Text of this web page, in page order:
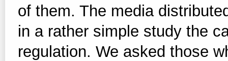
of them. The media
in a rather simple study the
regulation. We asked those